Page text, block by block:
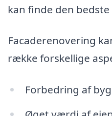
kan finde den
Facaderenovering
række forskellige
Forbedring af